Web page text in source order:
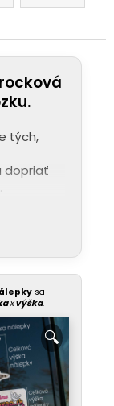
tých,
dopriať
sa
xvýška.